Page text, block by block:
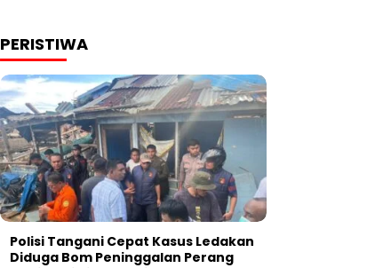
PERISTIWA
Polisi Tangani Cepat Kasus Ledakan
Diduga Bom Peninggalan Perang